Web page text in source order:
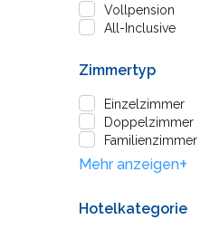
Vollpension
All-Inclusive
Zimmertyp
Einzelzimmer
Doppelzimmer
Familienzimmer
Mehr anzeigen+
Hotelkategorie